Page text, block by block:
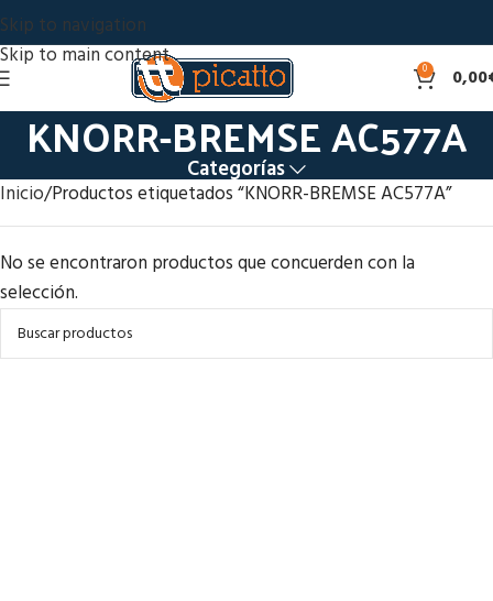
Skip to navigation
Skip to main content
0 0,00
KNORR-BREMSE AC577A
Categorías
Inicio Productos etiquetados “KNORR-BREMSE AC577A”
No se encontraron productos que concuerden con la
selección.